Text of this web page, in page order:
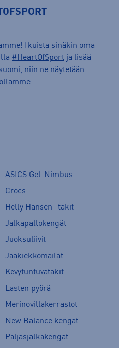
Ikuista sinäkin oma
#HeartOfSport ja lisää
niin ne näytetään
ASICS Gel-Nimbus
Crocs
Helly Hansen -takit
Jalkapallokengät
Juoksuliivit
Jääkiekkomailat
Kevytuntuvatakit
Lasten pyörä
Merinovillakerrastot
New Balance kengät
Paljasjalkakengät